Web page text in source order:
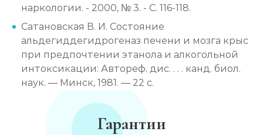
наркологии. - 2000, № 3. - С. 116-118.
Сатановская В. И. Состояние
альдегиддегидрогеназ печени и мозга крыс
при предпочтении этанола и алкогольной
интоксикации: Автореф. дис. . . . канд. биол.
наук. — Минск, 1981. — 22 с.
Гарантии